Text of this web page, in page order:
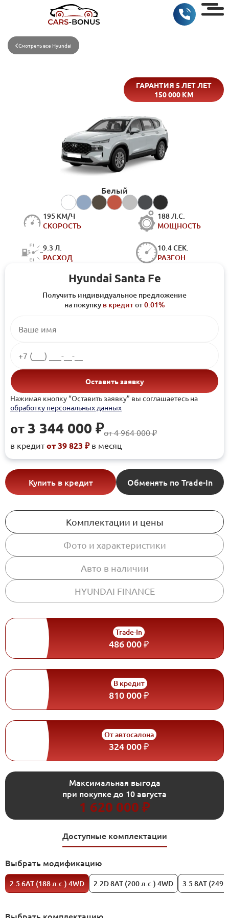
Смотреть все Hyundai
ГАРАНТИЯ 5 ЛЕТ ЛЕТ
150 000 КМ
195 КМ/Ч
СКОРОСТЬ
188 Л.С.
МОЩНОСТЬ
9.3 Л.
РАСХОД
10.4 СЕК.
РАЗГОН
Белый
Hyundai Santa Fe
Получить индивидуальное предложение
на покупку в кредитот0.01%
Оставить заявку
Нажимая кнопку “Оставить заявку” вы соглашаетесь на
обработку персональных данных
от3 344 000 ₽от 4 964 000 ₽
в кредитот 39 823 ₽ в месяц
Купить в кредит Обменять по Trade-In
Комплектации и цены
Фото и характеристики
Авто в наличии
HYUNDAI FINANCE
Trade-In
486 000 ₽
В кредит
810 000 ₽
От автосалона
324 000 ₽
Максимальная выгода
при покупке до 10 августа
1 620 000 ₽
Доступные комплектации
Выбрать модификацию
2.5 6АТ (188 л.с.) 4WD 2.2D 8АТ (200 л.с.) 4WD 3.5 8AT (249